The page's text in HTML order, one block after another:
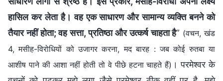
हासिल कर लेता है। वह एक साधारण और सामान्य व्यक्ति बनने को
तैयार नहीं होता; वह सत्ता, प्रतिष्ठा और उत्कर्ष चाहता है” (वचन, खंड
4, मसीह-विरोधियों को उजागर करना, मद बारह : जब कोई रुतबा या
आशीष पाने की आशा नहीं होती तो वे पीछे हटना चाहते हैं) । परमेश्वर के